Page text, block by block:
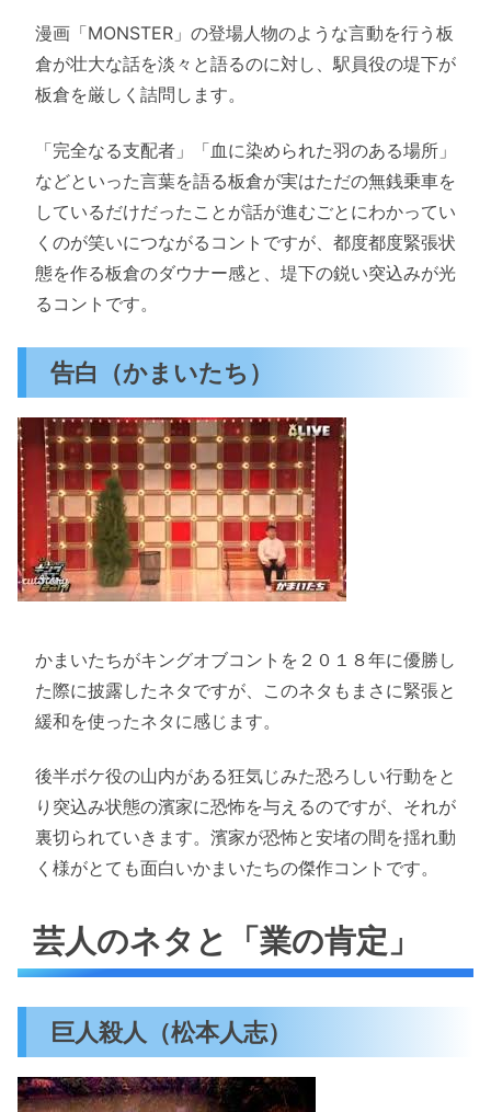
漫画「MONSTER」の登場人物のような言動を行う板
倉が壮大な話を淡々と語るのに対し、駅員役の堤下が
板倉を厳しく詰問します。
「完全なる支配者」「血に染められた羽のある場所」
などといった言葉を語る板倉が実はただの無銭乗車を
しているだけだったことが話が進むごとにわかってい
くのが笑いにつながるコントですが、都度都度緊張状
態を作る板倉のダウナー感と、堤下の鋭い突込みが光
るコントです。
告白（かまいたち）
かまいたちがキングオブコントを２０１８年に優勝し
た際に披露したネタですが、このネタもまさに緊張と
緩和を使ったネタに感じます。
後半ボケ役の山内がある狂気じみた恐ろしい行動をと
り突込み状態の濱家に恐怖を与えるのですが、それが
裏切られていきます。濱家が恐怖と安堵の間を揺れ動
く様がとても面白いかまいたちの傑作コントです。
芸人のネタと「業の肯定」
巨人殺人（松本人志）